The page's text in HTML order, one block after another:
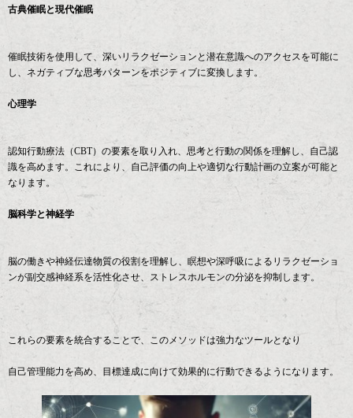
古典催眠と現代催眠
催眠技術を使用して、深いリラクゼーションと潜在意識へのアクセスを可能に
し、ネガティブな思考パターンをポジティブに変換します。
心理学
認知行動療法（CBT）の要素を取り入れ、思考と行動の関係を理解し、自己認
識を高めます。これにより、自己評価の向上や適切な行動計画の立案が可能と
なります。
脳科学と神経学
脳の働きや神経伝達物質の役割を理解し、瞑想や深呼吸によるリラクゼーショ
ンが副交感神経系を活性化させ、ストレスホルモンの分泌を抑制します。
これらの要素を統合することで、このメソッドは強力なツールとなり
自己管理能力を高め、目標達成に向けて効果的に行動できるようになります。